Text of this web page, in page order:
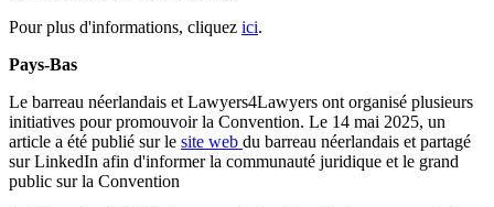
Pour plus d'informations, cliquez ici.
Pays-Bas
Le barreau néerlandais et Lawyers4Lawyers ont organisé plusieurs
initiatives pour promouvoir la Convention. Le 14 mai 2025, un
article a été publié sur le site web du barreau néerlandais et partagé
sur LinkedIn afin d'informer la communauté juridique et le grand
public sur la Convention